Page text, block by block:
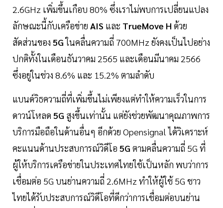
2.6GHz เพิ่มขึ้นเกือบ 80% ซึ่งเราไม่พบการเปลี่ยนแปลง
ลักษณะนี้กับเครือข่าย AIS และ TrueMove H ด้วย
สัดส่วนของ 5Gในคลื่นความถี่ 700MHz ยังคงเป็นไปอย่าง
ปกติทั้งในเดือนธันวาคม 2565 และเดือนมีนาคม 2566
ซึ่งอยู่ในช่วง 8.6% และ 15.2% ตามลำดับ
แบนด์วิธความถี่ที่เพิ่มขึ้นไม่เพียงแต่ทำให้ความเร็วในการ
ดาวน์โหลด 5G สูงขึ้นเท่านั้น แต่ยังช่วยพัฒนาคุณภาพการ
บริการมือถือในด้านอื่นๆ อีกด้วย Opensignal ได้วิเคราะห์
คะแนนด้านประสบการณ์วิดีโอ 5G ตามคลื่นความถี่ 5G ที่
ผู้ให้บริการเครือข่ายในประเทศไทยใช้เป็นหลัก พบว่าการ
เชื่อมต่อ 5G บนย่านความถี่ 2.6MHz ทำให้ผู้ใช้ 5G ชาว
ไทยได้รับประสบการณ์วิดีโอที่ดีกว่าการเชื่อมต่อบนย่าน